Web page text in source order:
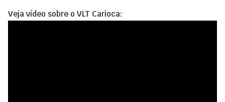
Veja vídeo sobre o VLT Carioca: